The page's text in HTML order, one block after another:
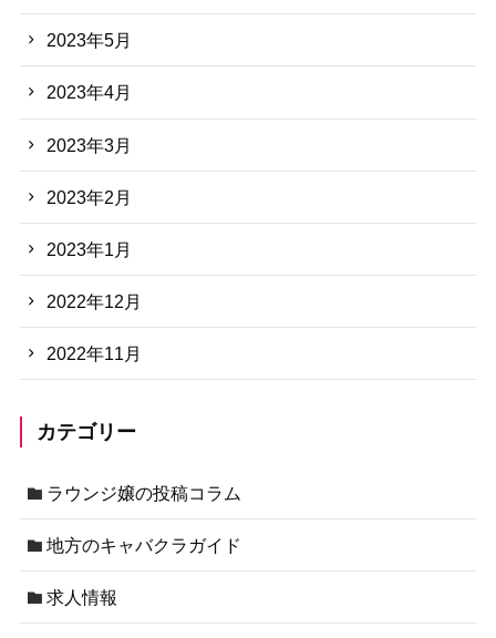
2023年5月
2023年4月
2023年3月
2023年2月
2023年1月
2022年12月
2022年11月
カテゴリー
ラウンジ嬢の投稿コラム
地方のキャバクラガイド
求人情報